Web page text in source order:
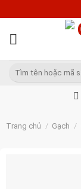
to
content
Tìm
Trang chủ / Gạch /